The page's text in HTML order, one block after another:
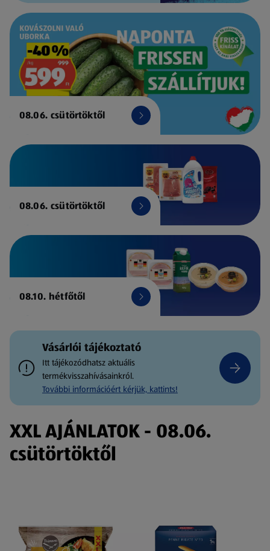
08.06. csütörtöktől
08.06. csütörtöktől
08.10. hétfőtől
Vásárlói tájékoztató
Itt tájékozódhatsz aktuális
termékvisszahívásainkról.
További információért kérjük, kattints!
XXL AJÁNLATOK - 08.06.
csütörtöktől